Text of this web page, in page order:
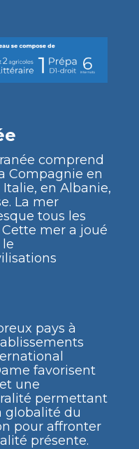
comprend
Compagnie en
Italie, en Albanie,
La mer
tous les
mer a joué
pays à
favorisent
une
permettant
globalité du
pour affronter
présente.